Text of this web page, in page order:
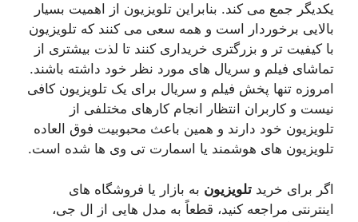
یکدیگر جمع می کند. بنابراین تلویزیون از اهمیت بسیار
بالایی برخوردار است و همه سعی می کنند که تلویزیون
با کیفیت تر و بزرگتری خریداری کنند تا لذت بیشتری از
تماشای فیلم و سریال های مورد نظر خود داشته باشند.
امروزه تنها پخش فیلم و سریال برای یک تلویزیون کافی
نیست و کاربران انتظار انجام کارهای مختلفی از
تلویزیون خود دارند و همین باعث محبوبیت فوق العاده
تلویزیون های هوشمند یا اسمارت تی وی ها شده است.
اگر برای خرید تلویزیون به بازار یا فروشگاه های
اینترنتی مراجعه کنید، قطعاً به مدل هایی از ال جی،